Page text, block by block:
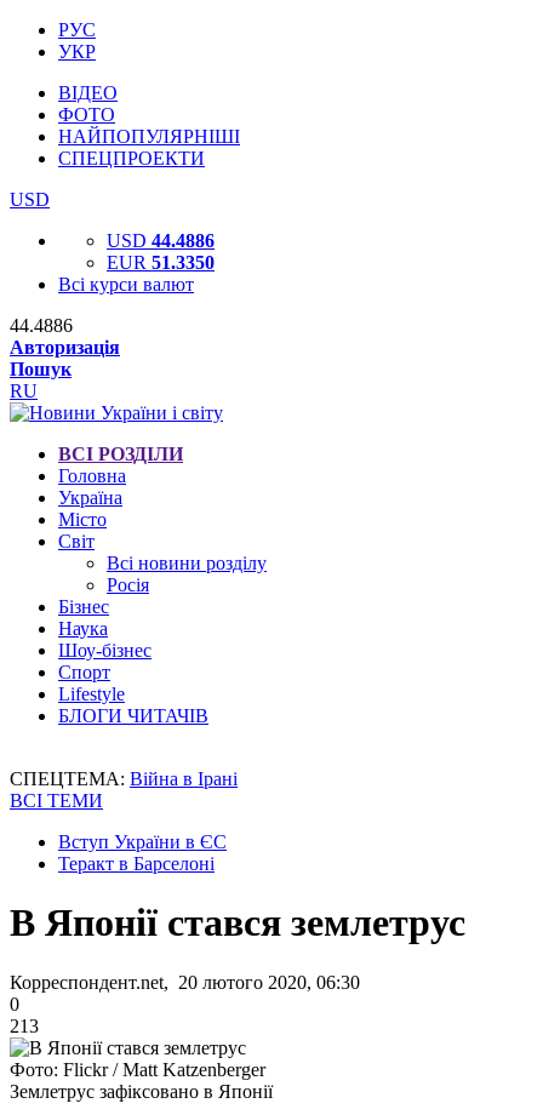
РУС
УКР
ВІДЕО
ФОТО
НАЙПОПУЛЯРНІШІ
СПЕЦПРОЕКТИ
USD
USD 44.4886
EUR 51.3350
Всі курси валют
44.4886
Авторизація
Пошук
RU
ВСІ РОЗДІЛИ
Головна
Україна
Місто
Світ
Всі новини розділу
Росія
Бізнес
Наука
Шоу-бізнес
Спорт
Lifestyle
БЛОГИ ЧИТАЧІВ
СПЕЦТЕМА: Війна в Ірані
ВСІ ТЕМИ
Вступ України в ЄС
Теракт в Барселоні
В Японії стався землетрус
Корреспондент.net, 20 лютого 2020, 06:30
0
213
Фото: Flickr / Matt Katzenberger
Землетрус зафіксовано в Японії